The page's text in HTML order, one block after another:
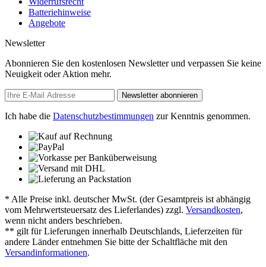
Batteriehinweise
Angebote
Newsletter
Abonnieren Sie den kostenlosen Newsletter und verpassen Sie keine
Neuigkeit oder Aktion mehr.
Newsletter abonnieren
Ich habe die Datenschutzbestimmungen zur Kenntnis genommen.
* Alle Preise inkl. deutscher MwSt. (der Gesamtpreis ist abhängig
vom Mehrwertsteuersatz des Lieferlandes) zzgl. Versandkosten,
wenn nicht anders beschrieben.
** gilt für Lieferungen innerhalb Deutschlands, Lieferzeiten für
andere Länder entnehmen Sie bitte der Schaltfläche mit den
Versandinformationen.